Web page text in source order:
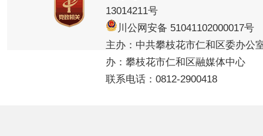
13014211号
川公网安备
主办：中共攀枝花市仁和区委办
办：攀枝花市仁和区融媒体中心
联系电话：0812-2900418